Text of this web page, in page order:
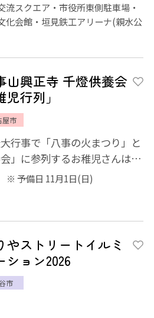
流スクエア・市役所東側駐車場・
化会館・垣見鉄工アリーナ(親水公
山興正寺 千燈供養会
児行列」
屋市
行事で「八事の火まつり」と
」に参列するお稚児さんは、
束を纏い、同夜に勤...
※ 予備日 11月1日(日)
やストリートイルミ
ション2026
市